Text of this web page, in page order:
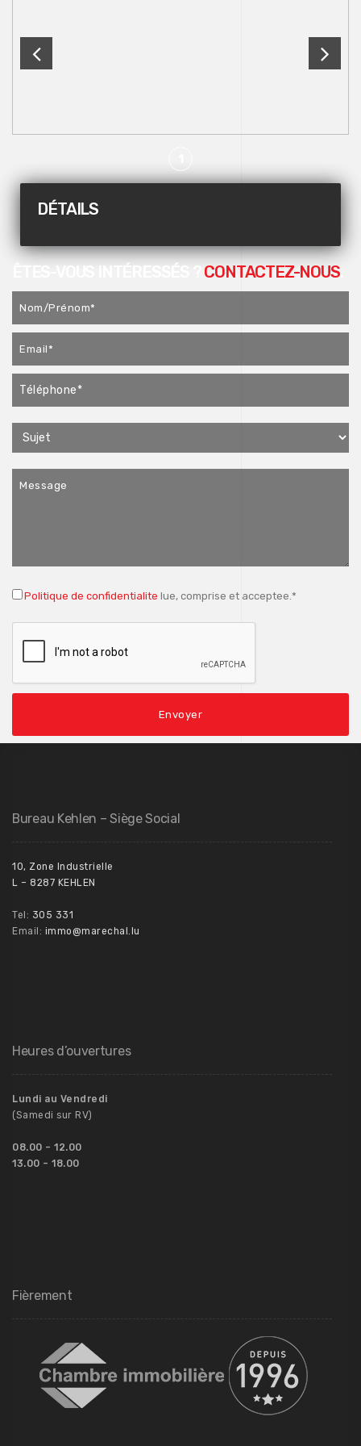
DÉTAILS
CONTACTEZ-NOUS.
Politique de confidentialite lue, comprise et acceptee.*
Bureau Kehlen – Siège Social
10, Zone Industrielle
L – 8287 KEHLEN
Tel: 305 331
Email: immo@marechal.lu
Heures d’ouvertures
Lundi au Vendredi
(Samedi sur RV)
08.00 – 12.00
13.00 – 18.00
Fièrement